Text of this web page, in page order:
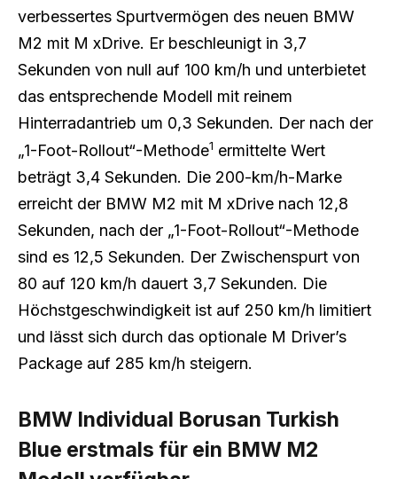
verbessertes Spurtvermögen des neuen BMW
M2 mit M xDrive. Er beschleunigt in 3,7
Sekunden von null auf 100 km/h und unterbietet
das entsprechende Modell mit reinem
Hinterradantrieb um 0,3 Sekunden. Der nach der
„1-Foot-Rollout“-Methode1 ermittelte Wert
beträgt 3,4 Sekunden. Die 200-km/h-Marke
erreicht der BMW M2 mit M xDrive nach 12,8
Sekunden, nach der „1-Foot-Rollout“-Methode
sind es 12,5 Sekunden. Der Zwischenspurt von
80 auf 120 km/h dauert 3,7 Sekunden. Die
Höchstgeschwindigkeit ist auf 250 km/h limitiert
und lässt sich durch das optionale M Driver’s
Package auf 285 km/h steigern.
BMW Individual Borusan Turkish
Blue erstmals für ein BMW M2